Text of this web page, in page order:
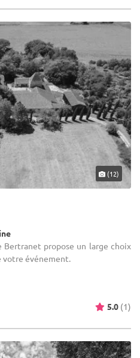
(12)
Bertranet propose un large choix
votre événement.
5.0 (1)